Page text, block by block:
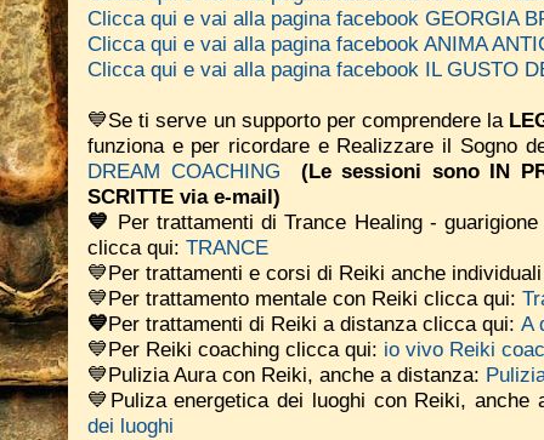
Clicca qui e vai alla pagina facebook GEORGIA
Clicca qui e vai alla pagina facebook ANIMA
Clicca qui e vai alla pagina facebook IL GUSTO
💙Se ti serve un supporto per comprendere la
funziona e per ricordare e Realizzare il Sogno
DREAM COACHING
(Le sessioni sono IN
SCRITTE via e-mail)
💙 Per trattamenti di Trance Healing -
clicca qui: TRANCE
💙Per trattamenti e corsi di Reiki anche
💙Per trattamento mentale con Reiki clicca qui:
💙Per trattamenti di Reiki a distanza clicca qui: A
💙Per Reiki coaching clicca qui: io vivo Reiki
💙Pulizia Aura con Reiki, anche a distanza:
💙Puliza energetica dei luoghi con Reiki,
dei luoghi